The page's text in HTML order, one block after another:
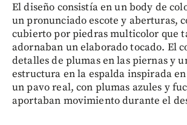
El diseño consistía en un body de
un pronunciado escote y aberturas,
cubierto por piedras multicolor que
adornaban un elaborado tocado. El
detalles de plumas en las piernas y
estructura en la espalda inspirada
un pavo real, con plumas azules y
aportaban movimiento durante el